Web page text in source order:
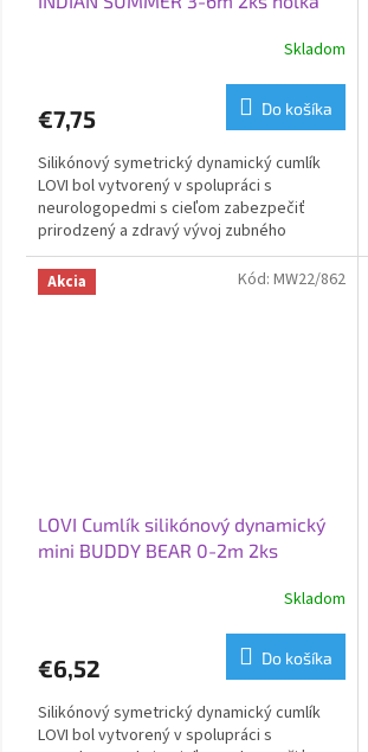
Skladom
€7,75 Do košíka
Silikónový symetrický dynamický cumlík
LOVI bol vytvorený v spolupráci s
neurologopedmi s cieľom zabezpečiť
prirodzený a zdravý vývoj zubného
poschodia, zubov a ďasien dieťaťa.
Akcia
LOVI Cumlík silikónový dynamický
mini BUDDY BEAR 0-2m 2ks
Skladom
€6,52 Do košíka
Silikónový symetrický dynamický cumlík
LOVI bol vytvorený v spolupráci s
Kód: MW22/862